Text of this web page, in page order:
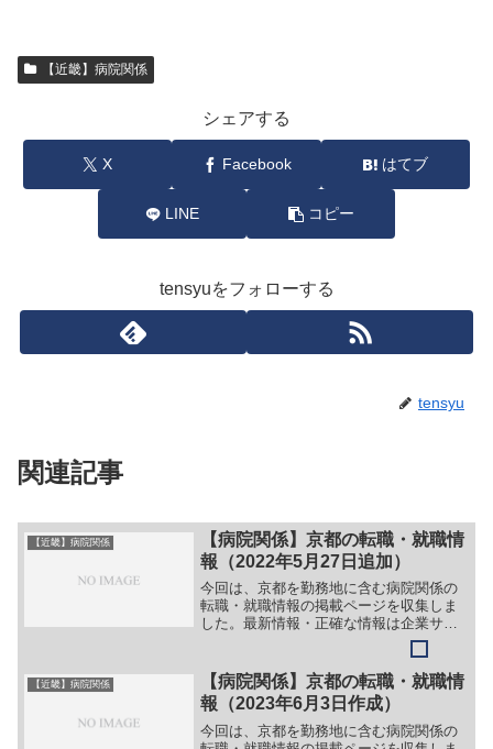
【近畿】病院関係
シェアする
X Facebook はてブ
LINE コピー
tensyuをフォローする
tensyu
関連記事
【近畿】病院関係
【病院関係】京都の転職・就職情
報（2022年5月27日追加）
今回は、京都を勤務地に含む病院関係の
転職・就職情報の掲載ページを収集しま
した。最新情報・正確な情報は企業サイ
トでご確認ください。①【会社名】京都
大学医学部附属病院【職務】＞＞（１）
病院事務職員［常勤］＞＞（１）看護師
［非常勤］＞＞（１）看護...
【近畿】病院関係
【病院関係】京都の転職・就職情
報（2023年6月3日作成）
今回は、京都を勤務地に含む病院関係の